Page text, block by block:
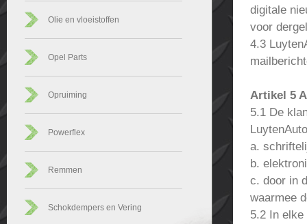
Olie en vloeistoffen
Opel Parts
Opruiming
Powerflex
Remmen
Schokdempers en Vering
digitale
voor
4.3
Artikel 5
5.1 De
a.
b.
c. door in
waarmee
5.2 In